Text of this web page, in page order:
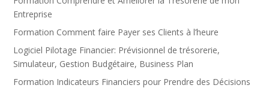
Entreprise
Formation Comment faire Payer ses Clients à l’heure
Logiciel Pilotage Financier: Prévisionnel de trésorerie,
Simulateur, Gestion Budgétaire, Business Plan
Formation Indicateurs Financiers pour Prendre des Décisions